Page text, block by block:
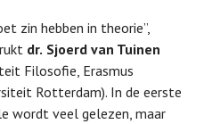
zin hebben in theorie”,
dr. Sjoerd van Tuinen
Filosofie, Erasmus
Rotterdam). In de eerste
wordt veel gelezen, maar